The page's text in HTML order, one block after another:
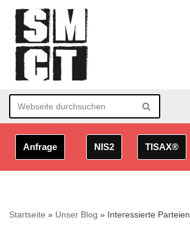
Zum
Inhalt
springen
Anfrage NIS2 TISAX®
Startseite » Unser Blog » Interessierte Parteien